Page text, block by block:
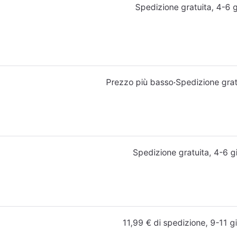
Spedizione gratuita, 4-6
Prezzo più basso·Spedizione
Spedizione gratuita, 4-6
11,99 € di spedizione, 9-11